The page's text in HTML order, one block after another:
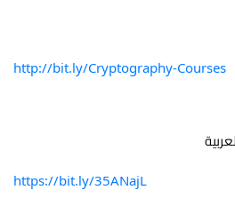
http://bit.ly/Cryptography-Courses
https://bit.ly/35ANajL